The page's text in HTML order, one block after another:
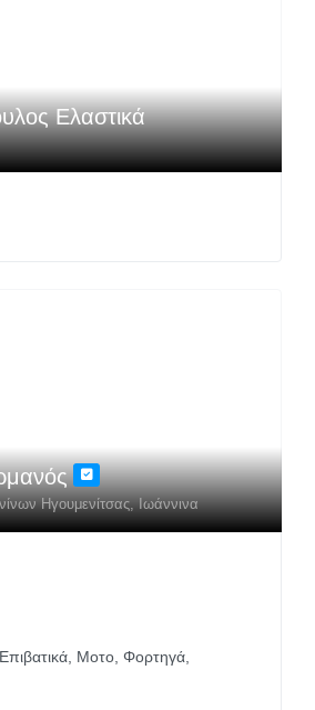
Ελαστικά
Ηγουμενίτσας,Ιωάννινα
Επιβατικά, Μοτο, Φορτηγά,